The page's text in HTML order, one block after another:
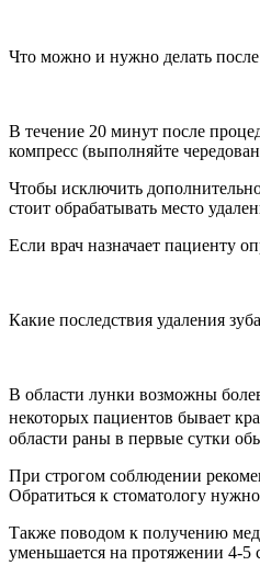
Что можно и нужно делать после
В течение 20 минут после
компресс (выполняйте
Чтобы исключить
стоит обрабатывать место
Если врач назначает пациенту
Какие последствия удаления
В области лунки возможны
некоторых пациентов бывает
области раны в первые сутки
При строгом соблюдении
Обратиться к стоматологу
Также поводом к получению
уменьшается на протяжении 4-5